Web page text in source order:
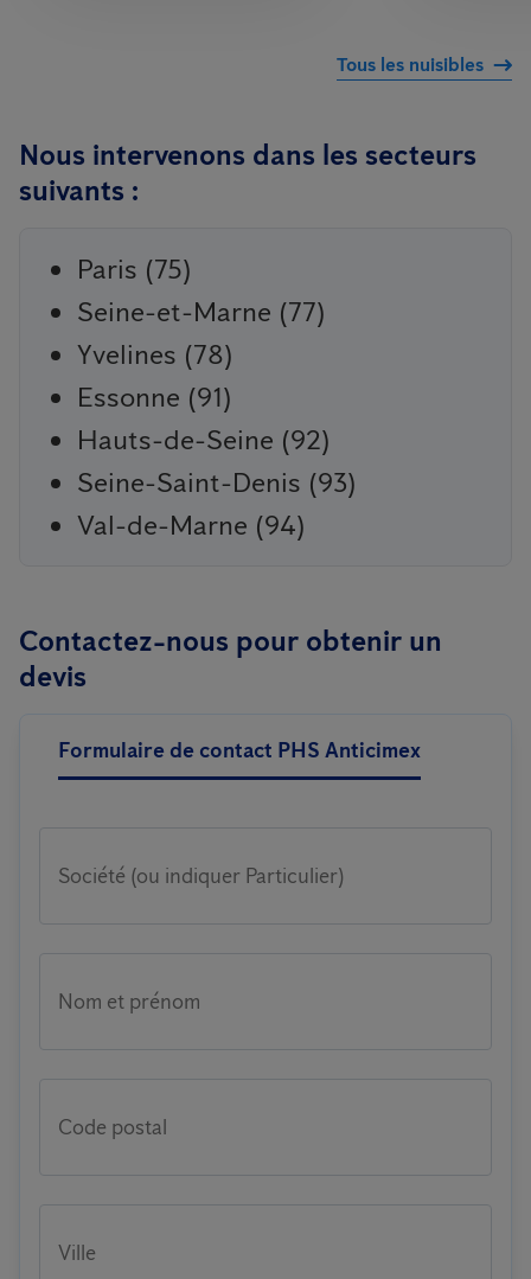
Tous les nuisibles
Nous intervenons dans les secteurs
suivants :
Paris (75)
Seine-et-Marne (77)
Yvelines (78)
Essonne (91)
Hauts-de-Seine (92)
Seine-Saint-Denis (93)
Val-de-Marne (94)
Contactez-nous pour obtenir un
devis
Formulaire de contact PHS Anticimex
Société (ou indiquer Particulier)
Nom et prénom
Code postal
Ville